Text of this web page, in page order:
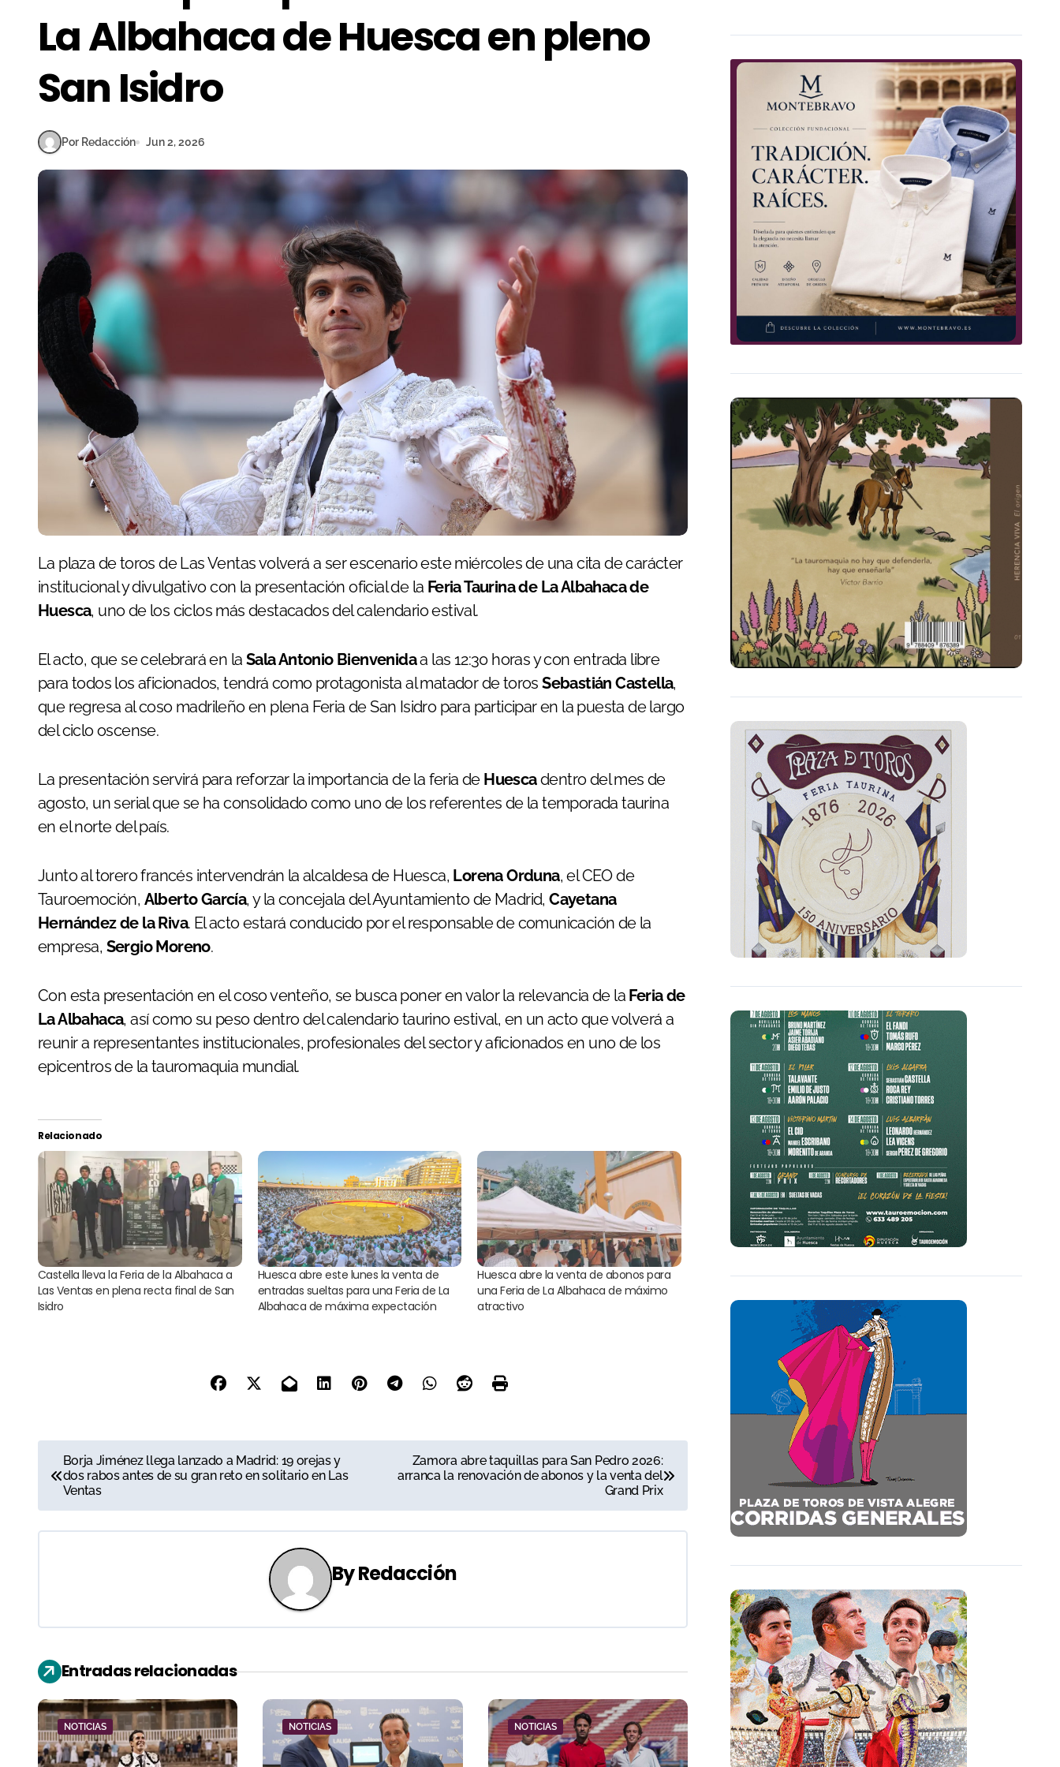
La Albahaca de Huesca en pleno
San Isidro
Por Redacción Jun 2, 2026
La plaza de toros de Las Ventas volverá a ser escenario este miércoles de una cita de carácter
institucional y divulgativo con la presentación oficial de la Feria Taurina de La Albahaca de
Huesca, uno de los ciclos más destacados del calendario estival.
El acto, que se celebrará en la Sala Antonio Bienvenidaa las 12:30 horas y con entrada libre
para todos los aficionados, tendrá como protagonista al matador de torosSebastián Castella,
que regresa al coso madrileño en plena Feria de San Isidro para participar en la puesta de largo
del ciclo oscense.
La presentación servirá para reforzar la importancia de la feria de Huescadentro del mes de
agosto, un serial que se ha consolidado como uno de los referentes de la temporada taurina
en el norte del país.
Junto al torero francés intervendrán la alcaldesa de Huesca, Lorena Orduna, el CEO de
Tauroemoción, Alberto García, y la concejala del Ayuntamiento de Madrid,Cayetana
Hernández de la Riva. El acto estará conducido por el responsable de comunicación de la
empresa, Sergio Moreno.
Con esta presentación en el coso venteño, se busca poner en valor la relevancia de la Feria de
La Albahaca, así como su peso dentro del calendario taurino estival, en un acto que volverá a
reunir a representantes institucionales, profesionales del sector y aficionados en uno de los
epicentros de la tauromaquia mundial.
Relacionado
Castella lleva la Feria de la Albahaca a
Las Ventas en plena recta final de San
Isidro
Huesca abre este lunes la venta de
entradas sueltas para una Feria de La
Albahaca de máxima expectación
Huesca abre la venta de abonos para
una Feria de La Albahaca de máximo
atractivo
a
v
a
c
i
ó
n
Borja Jiménez llega lanzado a Madrid: 19 orejas y
dos rabos antes de su gran reto en solitario en Las
Ventas
Zamora abre taquillas para San Pedro 2026:
arranca la renovación de abonos y la venta del
Grand Prix
ByRedacción
Entradas relacionadas
NOTICIAS NOTICIAS NOTICIAS